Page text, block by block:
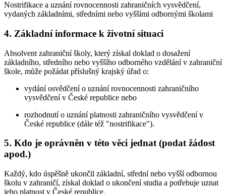
Nostrifikace a uznání rovnocennosti zahraničních vysvědčení,
vydaných základními, středními nebo vyššími odbornými školami
4. Základní informace k životní situaci
Absolvent zahraniční školy, který získal doklad o dosažení
základního, středního nebo vyššího odborného vzdělání v zahraniční
škole, může požádat příslušný krajský úřad o:
vydání osvědčení o uznání rovnocennosti zahraničního
vysvědčení v České republice nebo
rozhodnutí o uznání platnosti zahraničního vysvědčení v
České republice (dále též "nostrifikace").
5. Kdo je oprávněn v této věci jednat (podat žádost
apod.)
Každý, kdo úspěšně ukončil základní, střední nebo vyšší odbornou
školu v zahraničí, získal doklad o ukončení studia a potřebuje uznat
jeho platnost v České republice.